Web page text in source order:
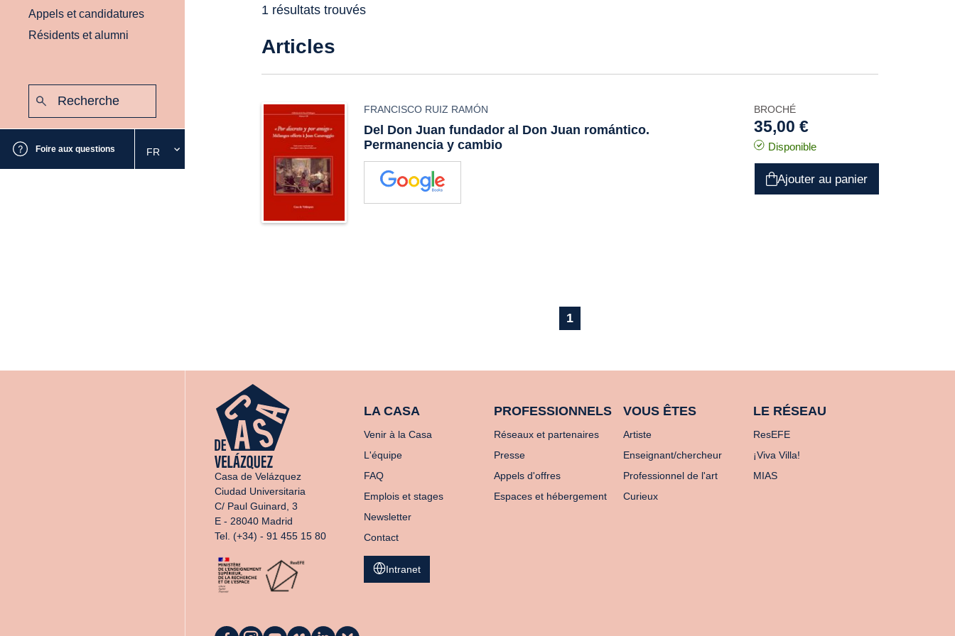
Appels et candidatures
Résidents et alumni
Foire aux questions
Sélectionnez
la
FR
1 résultats trouvés
Articles
FRANCISCO RUIZ RAMÓN
Del Don Juan fundador al Don Juan romántico.
Permanencia y cambio
BROCHÉ
35,00 €
Disponible
Ajouter au panier
1
Casa de Velázquez
Ciudad Universitaria
C/ Paul Guinard, 3
E - 28040 Madrid
Tel. (+34) - 91 455 15 80
LA CASA
Venir à la Casa
L'équipe
FAQ
Emplois et stages
Newsletter
Contact
PROFESSIONNELS
Réseaux et partenaires
Presse
Appels d'offres
Espaces et hébergement
VOUS ÊTES
Artiste
Enseignant/chercheur
Professionnel de l'art
Curieux
LE RÉSEAU
ResEFE
¡Viva Villa!
MIAS
Intranet